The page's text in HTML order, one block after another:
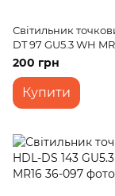
Світильник
DT 97 GU5.3 WH
200 грн
Купити